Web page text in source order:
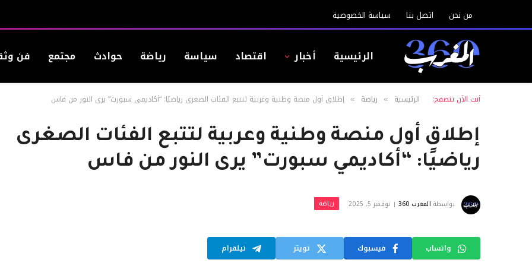
من نحن اتصل بنا سياسة الخصوصية
الرئيسية أخبار اقتصاد سياسة رياضة حوادث مجتمع فن
أنت الآن تتصفح: الرئيسية » رياضة » إطلاق أول منصة وطنية وعربية لتتبع الفئات الصغرى رياضيًا: “أكاديمي سبورت” يرى النور من فاس
إطلاق أول منصة وطنية وعربية لتتبع الفئات الصغرى
رياضيًا: “أكاديمي سبورت” يرى النور من فاس
بواسطة المغرب 360 نوفمبر 5, 2025 رياضة
واتساب فيسبوك تويتر تيلقرام